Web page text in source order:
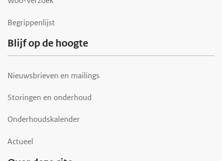
Begrippenlijst
Blijf op de hoogte
Nieuwsbrieven en mailings
Storingen en onderhoud
Onderhoudskalender
Actueel